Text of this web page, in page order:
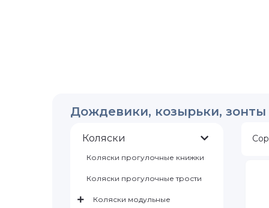
Дождевики, козырьки, зонты
Коляски
Коляски прогулочные книжки
Коляски прогулочные трости
Коляски модульные